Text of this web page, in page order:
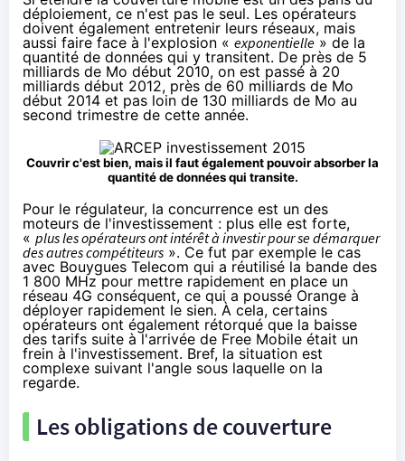
déploiement, ce n'est pas le seul. Les opérateurs
doivent également entretenir leurs réseaux, mais
aussi faire face à l'explosion « exponentielle » de la
quantité de données qui y transitent. De près de 5
milliards de Mo début 2010, on est passé à 20
milliards début 2012, près de 60 milliards de Mo
début 2014 et pas loin de 130 milliards de Mo au
second trimestre de cette année.
Couvrir c'est bien, mais il faut également pouvoir absorber la
quantité de données qui transite.
Pour le régulateur, la concurrence est un des
moteurs de l'investissement : plus elle est forte,
« plus les opérateurs ont intérêt à investir pour se démarquer
des autres compétiteurs ». Ce fut par exemple le cas
avec Bouygues Telecom qui a réutilisé la bande des
1 800 MHz pour mettre rapidement en place un
réseau 4G conséquent, ce qui a poussé Orange à
déployer rapidement le sien. À cela, certains
opérateurs ont également rétorqué que la baisse
des tarifs suite à l'arrivée de Free Mobile était un
frein à l'investissement. Bref, la situation est
complexe suivant l'angle sous laquelle on la
regarde.
Les obligations de couverture